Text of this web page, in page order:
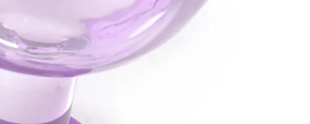
DE UTILIZAÇÃO
INDICAÇÕES